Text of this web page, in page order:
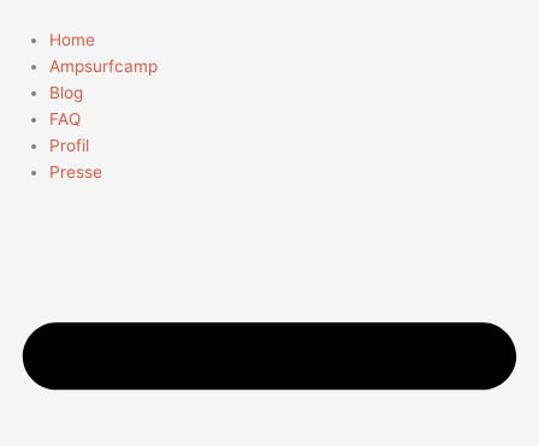
Inhalt
springen
Home
Ampsurfcamp
Blog
FAQ
Profil
Presse
nach: